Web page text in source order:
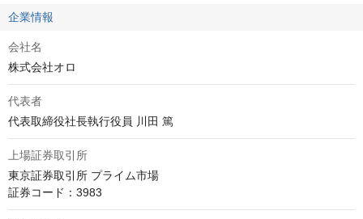
企業情報
会社名
株式会社オロ
代表者
代表取締役社長執行役員 川田 篤
上場証券取引所
東京証券取引所 プライム市場
証券コード：3983